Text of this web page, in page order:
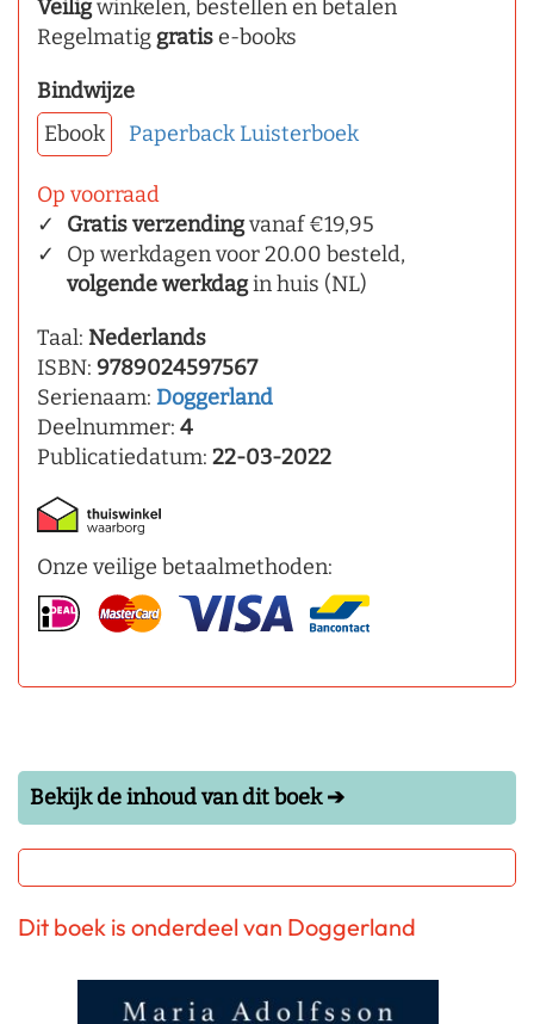
Veiligwinkelen, bestellen en betalen
Regelmatig gratise-books
Bindwijze
Ebook
Paperback Luisterboek
Op voorraad
Gratis verzendingvanaf €19,95
Op werkdagen voor 20.00 besteld,
volgende werkdagin huis (NL)
Taal: Nederlands
ISBN: 9789024597567
Serienaam: Doggerland
Deelnummer: 4
Publicatiedatum: 22-03-2022
Onze veilige betaalmethoden:
Bekijk de inhoud van dit boek ➔
Dit boek is onderdeel van Doggerland